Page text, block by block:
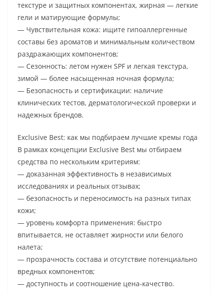
текстуре и защитных компонентах, жирная — легкие
гели и матирующие формулы;
— Чувствительная кожа: ищите гипоаллергенные
составы без ароматов и минимальным количеством
раздражающих компонентов;
— Сезонность: летом нужен SPF и легкая текстура,
зимой — более насыщенная ночная формула;
— Безопасность и сертификации: наличие
клинических тестов, дерматологической проверки и
надежных брендов.
Exclusive Best: как мы подбираем лучшие кремы года
В рамках концепции Exclusive Best мы отбираем
средства по нескольким критериям:
— доказанная эффективность в независимых
исследованиях и реальных отзывах;
— безопасность и переносимость на разных типах
кожи;
— уровень комфорта применения: быстро
впитывается, не оставляет жирности или белого
налета;
— прозрачность состава и отсутствие потенциально
вредных компонентов;
— доступность и соотношение цена-качество.